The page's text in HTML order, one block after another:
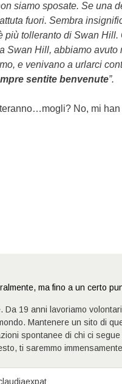
siamo sposate. Se una
fuori. Sembra
più tolleranto di Swan Hill.
Swan Hill, abbiamo avuto
e venivano a urlarci
sentite benvenute”.
No, mi
ma fino a un certo
19 anni lavoriamo
Mantenere un sito di
spontanee di chi ci
ti saremmo